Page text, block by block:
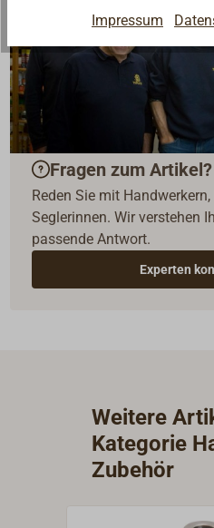
Fragen zum Artikel?
Reden Sie mit
Seglerinnen. Wir verstehen
passende Antwort.
Experten
Weitere
Kategorie
Zubehör
Impressum